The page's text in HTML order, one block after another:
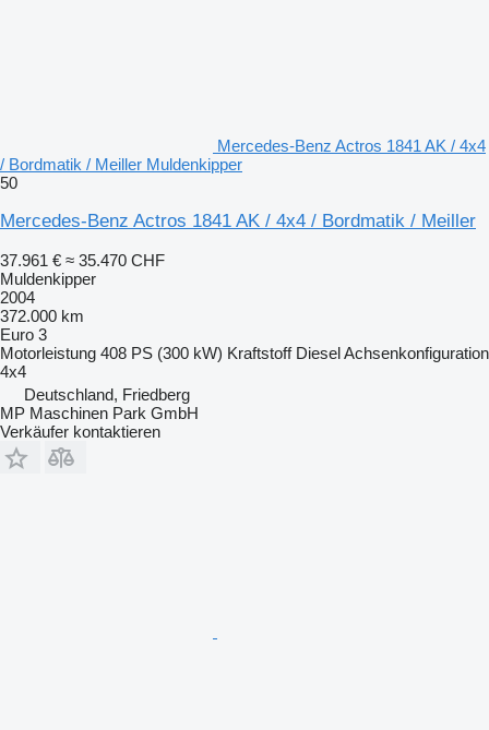
Mercedes-Benz Actros 1841 AK / 4x4
/ Bordmatik / Meiller Muldenkipper
50
Mercedes-Benz Actros 1841 AK / 4x4 / Bordmatik / Meiller
37.961 € ≈ 35.470 CHF
Muldenkipper
2004
372.000 km
Euro 3
Motorleistung 408 PS (300 kW) Kraftstoff DieselAchsenkonfiguration
4x4
Deutschland, Friedberg
MP Maschinen Park GmbH
Verkäufer kontaktieren